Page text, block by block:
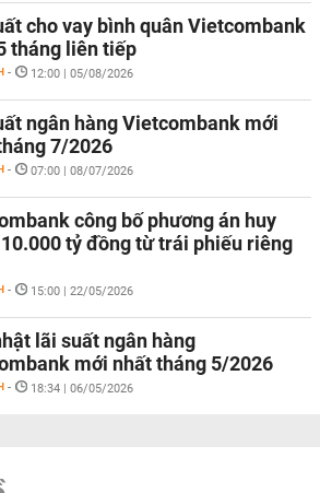
cho vay bình quân Vietcombank
tháng liên tiếp
- 12:00 | 05/08/2026
ngân hàng Vietcombank mới
7/2026
- 07:00 | 08/07/2026
công bố phương án huy
tỷ đồng từ trái phiếu riêng
- 15:00 | 22/05/2026
lãi suất ngân hàng
mới nhất tháng 5/2026
- 18:34 | 06/05/2026